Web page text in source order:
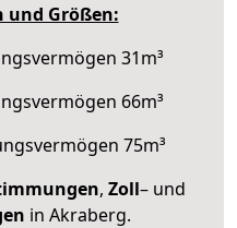
und Größen:
31m³
66m³
75m³
, Zoll– und
in Akraberg.